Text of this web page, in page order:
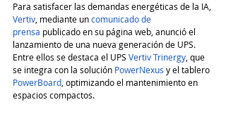
Para satisfacer las demandas energéticas de la IA,
Vertiv, mediante un comunicado de
prensa publicado en su página web, anunció el
lanzamiento de una nueva generación de UPS.
Entre ellos se destaca el UPS Vertiv Trinergy, que
se integra con la solución PowerNexus y el tablero
PowerBoard, optimizando el mantenimiento en
espacios compactos.